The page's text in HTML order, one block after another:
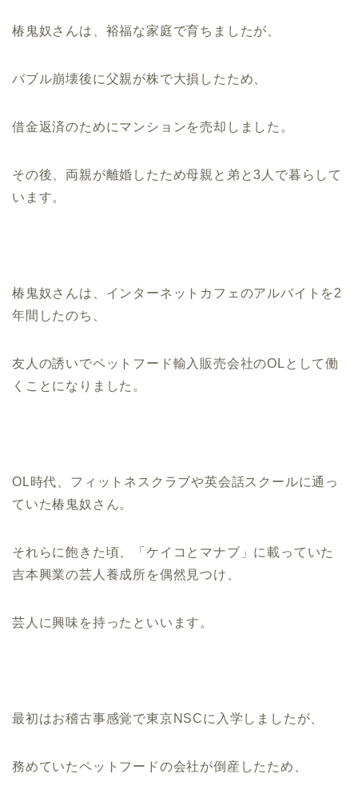
椿鬼奴さんは、裕福な家庭で育ちましたが、
バブル崩壊後に父親が株で大損したため、
借金返済のためにマンションを売却しました。
その後、両親が離婚したため母親と弟と3人で暮らして
います。
椿鬼奴さんは、インターネットカフェのアルバイトを2
年間したのち、
友人の誘いでペットフード輸入販売会社のOLとして働
くことになりました。
OL時代、フィットネスクラブや英会話スクールに通っ
ていた椿鬼奴さん。
それらに飽きた頃、「ケイコとマナブ」に載っていた
吉本興業の芸人養成所を偶然見つけ、
芸人に興味を持ったといいます。
最初はお稽古事感覚で東京NSCに入学しましたが、
務めていたペットフードの会社が倒産したため、